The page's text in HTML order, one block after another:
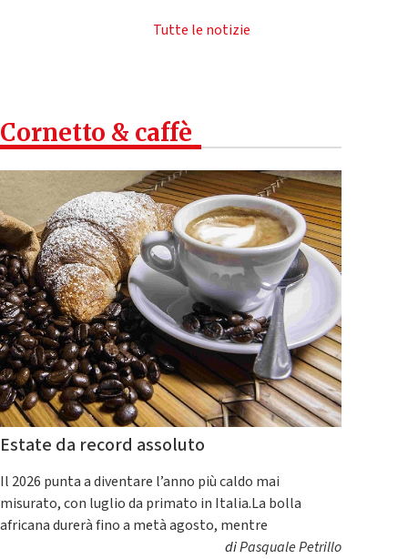
Tutte le notizie
Cornetto & caffè
Estate da record assoluto
Il 2026 punta a diventare l’anno più caldo mai
misurato, con luglio da primato in Italia.La bolla
africana durerà fino a metà agosto, mentre
diPasquale Petrillo